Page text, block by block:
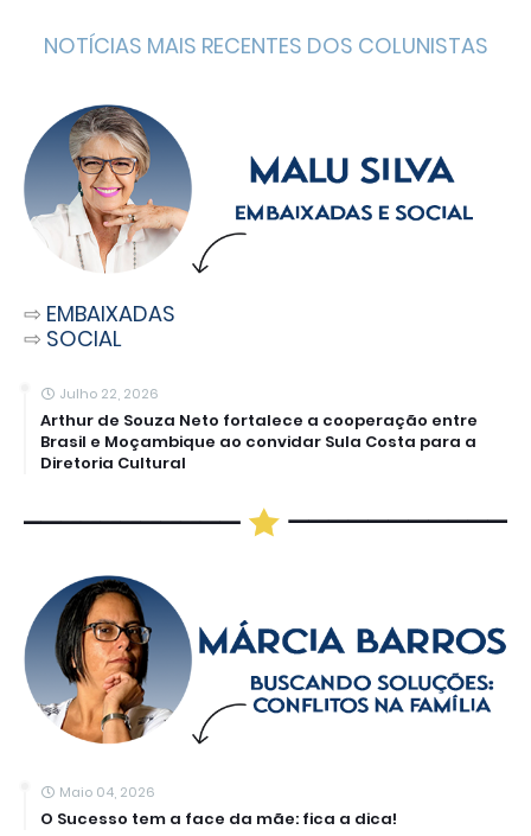
NOTÍCIAS MAIS RECENTES DOS COLUNISTAS
⇨ EMBAIXADAS
⇨ SOCIAL
Julho 22, 2026
Arthur de Souza Neto fortalece a cooperação entre
Brasil e Moçambique ao convidar Sula Costa para a
Diretoria Cultural
Maio 04, 2026
O Sucesso tem a face da mãe: fica a dica!